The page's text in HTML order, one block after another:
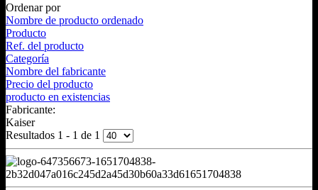
Ordenar por
Nombre de producto ordenado
Producto
Ref. del producto
Categoría
Nombre del fabricante
Precio del producto
producto en existencias
Fabricante:
Kaiser
Resultados 1 - 1 de 1